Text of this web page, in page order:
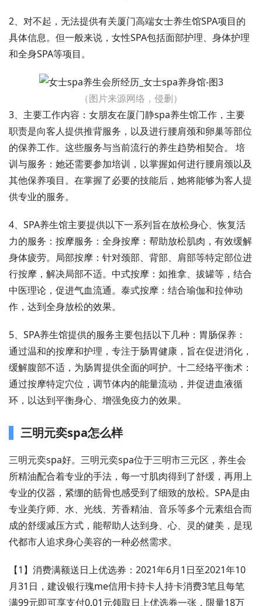
2、对不起，无法提供有关厦门高端女士养生馆SPA项目的
具体信息。但一般来说，女性SPA包括面部护理、身体护理
和全身SPA等项目。
（图片来源网络，侵删）
3、主要工作内容：女朋友在厦门静spa养生馆工作，主要
职责是向客人提供推背服务，以及进行腰肩颈和卵巢等部位
的保养工作。这些服务与当前流行的养生趋势相契合。 培
训与服务：她还需要参加培训，以掌握如何进行腰肩颈以及
其他保养项目。在掌握了必要的技能后，她将能够为客人提
供专业的服务。
4、SPA养生馆主要提供以下一系列旨在放松身心、恢复活
力的服务：按摩服务：全身按摩：帮助放松肌肉，有效缓解
身体疲劳。局部按摩：针对颈部、背部、肩部等特定部位进
行按摩，解决局部不适。中式按摩：如推拿、拔罐等，结合
中医理论，促进气血流通。泰式按摩：结合瑜伽和拉伸动
作，达到全身放松的效果。
5、SPA养生馆提供的服务主要包括以下几种：胃肠保养：
通过温和的按摩和护理，专注于肠胃健康，旨在促进消化，
缓解腹部不适，为肠胃提供全面的呵护。十二经络平衡术：
通过按摩特定穴位，调节体内的能量流动，并促进血液循
环，以达到平衡身心、增强免疫力的效果。
三明元奕spa怎么样
三明元奕spa好。三明元奕spa位于三明市三元区，养生会
所精油配合着专业的手法，每一寸肌肉得到了舒缓，再用上
专业的仪器，紧绷的筋骨也感受到了细致的放松。SPA是由
专业美疗师、水、光线、芳香精油、音乐等多个元素组合而
成的舒缓减压方式，能帮助人达到身、心、灵的健美，是现
代都市人追求身心美容的一种必然需求。
【1】消费满额送日上优选券：2021年6月1日至2021年10
月31日，建设银行瑰me信用卡持卡人持卡消费3笔且每笔
满99元即可享支付0.01元领取日上优选券一张，限量18万